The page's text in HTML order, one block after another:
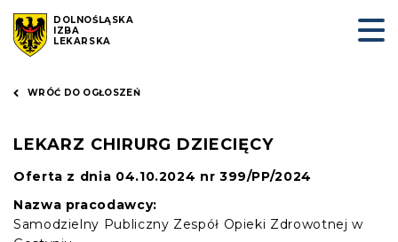
DOLNOŚLĄSKA
IZBA
LEKARSKA
WRÓĆ DO OGŁOSZEŃ
LEKARZ CHIRURG DZIECIĘCY
Oferta z dnia 04.10.2024 nr 399/PP/2024
Nazwa pracodawcy:
Samodzielny Publiczny Zespół Opieki Zdrowotnej w